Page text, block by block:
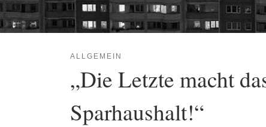
ALLGEMEIN
„Die Letzte macht
Sparhaushalt!“